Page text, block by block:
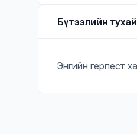
Бүтээлийн тухай
Энгийн герпест